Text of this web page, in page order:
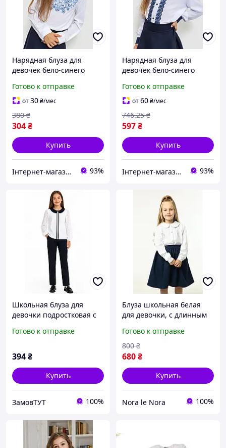
Нарядная блуза для
девочек бело-синего
длинным рукавом из
легкого материала
Готово к отправке
от30₴/мес
304₴
380 ₴
Купить
Інтернет-магазин Look 100 Clothes 93%
Нарядная блуза для
девочек бело-синего
для сезона весна-лето из
легкого материала
Готово к отправке
от60₴/мес
597₴
746.25 ₴
Купить
Інтернет-магазин Look 100 Clothes 93%
Школьная блуза для
девочки подростковая с
1941, рост 140 см белый
Готово к отправке
394₴
Купить
ЗамовТУТ 100%
Блуза школьная белая
для девочки, с длинным
134-140
Готово к отправке
680₴
800 ₴
Купить
Nora le Nora 100%